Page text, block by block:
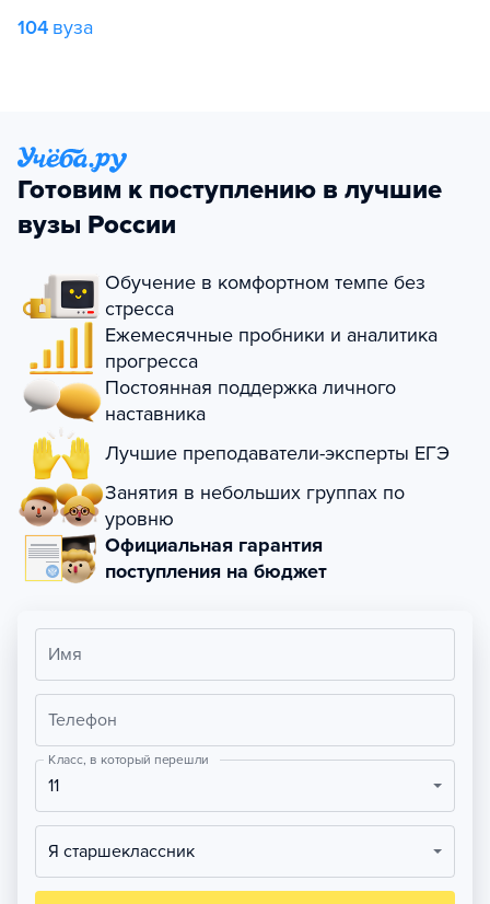
104 вуза
Готовим к поступлению в лучшие
вузы России
Обучение в комфортном темпе без
стресса
Ежемесячные пробники и аналитика
прогресса
Постоянная поддержка личного
наставника
Лучшие преподаватели-эксперты ЕГЭ
Занятия в небольших группах по
уровню
Официальная гарантия
поступления на бюджет
Имя
Телефон
Класс, в который перешли
11
Я старшеклассник